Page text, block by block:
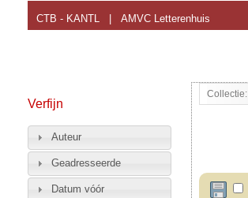
CTB - KANTL AMVC Letterenhuis
Collectie:
Verfijn
Auteur
Geadresseerde
Datum vóór